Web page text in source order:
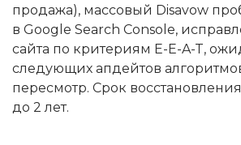
продажа), массовый Disavow
в Google Search Console,
сайта по критериям E-E-A-T,
следующих апдейтов
пересмотр. Срок
до 2 лет.